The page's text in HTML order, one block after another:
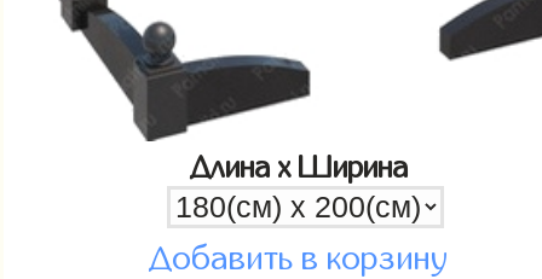
Длина x Ширина
Добавить в корзину